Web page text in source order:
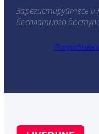
Зарегистируйтесь и
бесплатного